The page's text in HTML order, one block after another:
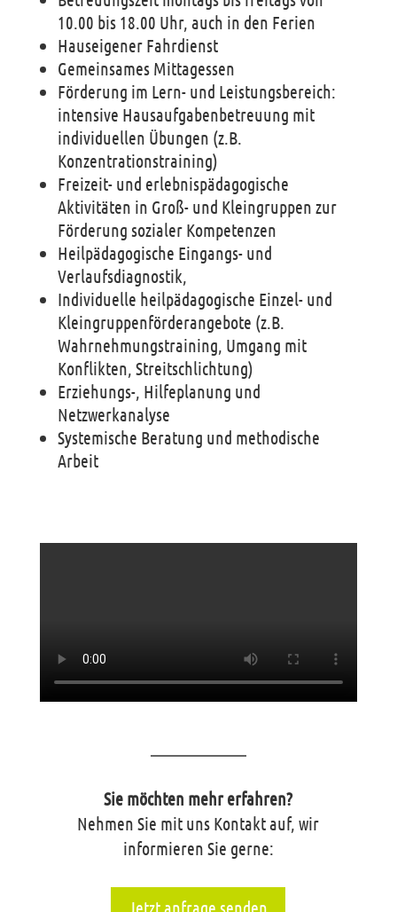
10.00 bis 18.00 Uhr, auch in den Ferien
Hauseigener Fahrdienst
Gemeinsames Mittagessen
Förderung im Lern- und Leistungsbereich:
intensive Hausaufgabenbetreuung mit
individuellen Übungen (z.B.
Konzentrationstraining)
Freizeit- und erlebnispädagogische
Aktivitäten in Groß- und Kleingruppen zur
Förderung sozialer Kompetenzen
Heilpädagogische Eingangs- und
Verlaufsdiagnostik,
Individuelle heilpädagogische Einzel- und
Kleingruppenförderangebote (z.B.
Wahrnehmungstraining, Umgang mit
Konflikten, Streitschlichtung)
Erziehungs-, Hilfeplanung und
Netzwerkanalyse
Systemische Beratung und methodische
Arbeit
Sie möchten mehr erfahren?
Nehmen Sie mit uns Kontakt auf, wir
informieren Sie gerne: